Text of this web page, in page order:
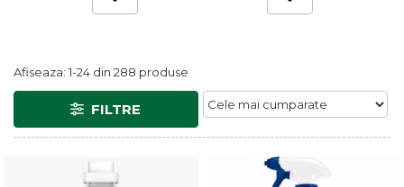
Afiseaza: 1-24 din 288 produse
FILTRE